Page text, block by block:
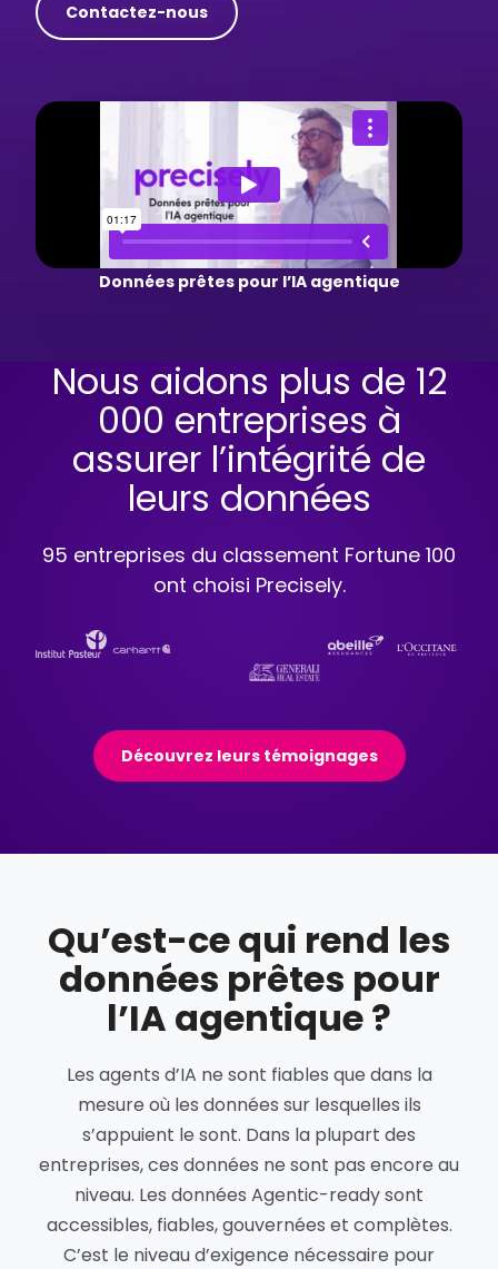
Contactez-nous
Données prêtes pour l’IA agentique
Nous aidons plus de 12
000 entreprises à
assurer l’intégrité de
leurs données
95 entreprises du classement Fortune 100
ont choisi Precisely.
Découvrez leurs témoignages
Qu’est-ce qui rend les
données prêtes pour
l’IA agentique ?
Les agents d’IA ne sont fiables que dans la
mesure où les données sur lesquelles ils
s’appuient le sont. Dans la plupart des
entreprises, ces données ne sont pas encore au
niveau. Les données Agentic-ready sont
accessibles, fiables, gouvernées et complètes.
C’est le niveau d’exigence nécessaire pour